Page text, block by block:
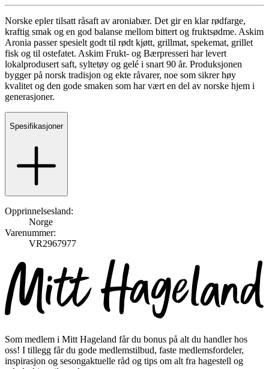
Norske epler tilsatt råsaft av aroniabær. Det gir en klar rødfarge,
kraftig smak og en god balanse mellom bittert og fruktsødme. Askim
Aronia passer spesielt godt til rødt kjøtt, grillmat, spekemat, grillet
fisk og til ostefatet. Askim Frukt- og Bærpresseri har levert
lokalprodusert saft, syltetøy og gelé i snart 90 år. Produksjonen
bygger på norsk tradisjon og ekte råvarer, noe som sikrer høy
kvalitet og den gode smaken som har vært en del av norske hjem i
generasjoner.
Spesifikasjoner
Opprinnelsesland:
Norge
Varenummer:
VR2967977
Som medlem i Mitt Hageland får du bonus på alt du handler hos
oss! I tillegg får du gode medlemstilbud, faste medlemsfordeler,
inspirasjon og sesongaktuelle råd og tips om alt fra hagestell og